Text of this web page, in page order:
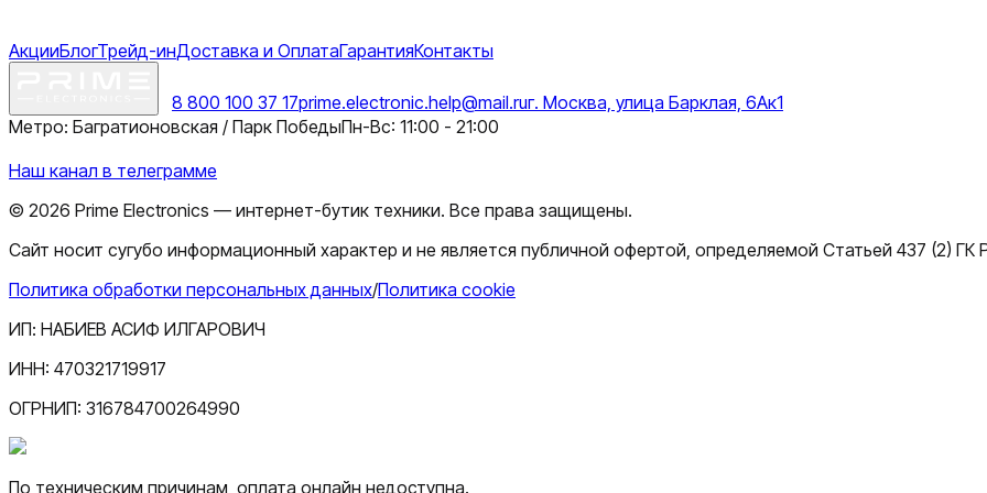
АкцииБлогТрейд-инДоставка и ОплатаГарантияКонтакты
8 800 100 37 17prime.electronic.help@mail.ruг. Москва, улица Барклая, 6Ак1
Метро: Багратионовская / Парк ПобедыПн-Вс: 11:00 - 21:00
Наш канал в телеграмме
© 2026 Prime Electronics — интернет-бутик техники. Все права защищены.
Сайт носит сугубо информационный характер и не является публичной офертой, определяемой Статьей 437 (2) ГК
Политика обработки персональных данных/Политика cookie
ИП: НАБИЕВ АСИФ ИЛГАРОВИЧ
ИНН: 470321719917
ОГРНИП: 316784700264990
По техническим причинам, оплата онлайн недоступна.